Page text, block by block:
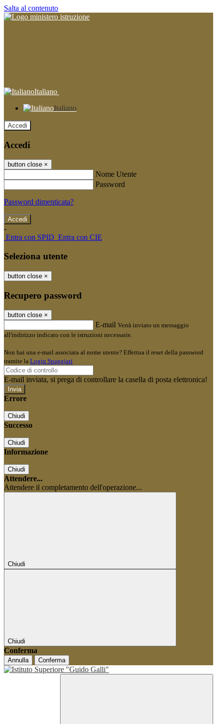
Salta al contenuto
Italiano
Italiano
Accedi
Accedi
button close ×
Nome Utente
Password
Password dimenticata?
-
Entra con SPID Entra con CIE
Seleziona utente
button close ×
Recupero password
button close ×
E-mail Verrà inviato un messaggio
all'indirizzo indicato con le istruzioni necessarie.
Non hai una e-mail associata al nome utente? Effettua il reset della password
tramite la Login Spaggiari
E-mail inviata, si prega di controllare la casella di posta elettronica!
Errore
Chiudi
Successo
Chiudi
Informazione
Chiudi
Attendere...
Attendere il completamento dell'operazione...
Chiudi
Chiudi
Conferma
Annulla Conferma